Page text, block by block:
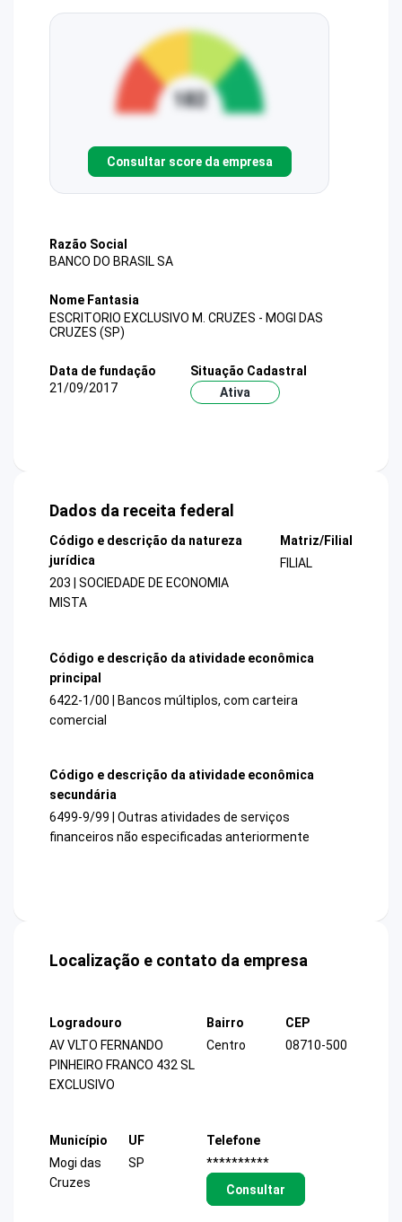
Consultar score da empresa
Razão Social
BANCO DO BRASIL SA
Nome Fantasia
ESCRITORIO EXCLUSIVO M. CRUZES - MOGI DAS
CRUZES (SP)
Data de fundação
21/09/2017
Situação Cadastral
Ativa
Dados da receita federal
Código e descrição da natureza
jurídica
203 | SOCIEDADE DE ECONOMIA
MISTA
Matriz/Filial
FILIAL
Código e descrição da atividade econômica
principal
6422-1/00 | Bancos múltiplos, com carteira
comercial
Código e descrição da atividade econômica
secundária
6499-9/99 | Outras atividades de serviços
financeiros não especificadas anteriormente
Localização e contato da empresa
Logradouro
AV VLTO FERNANDO
PINHEIRO FRANCO 432 SL
EXCLUSIVO
Bairro
Centro
CEP
08710-500
Município
Mogi das
Cruzes
UF
SP
Telefone
**********
Consultar